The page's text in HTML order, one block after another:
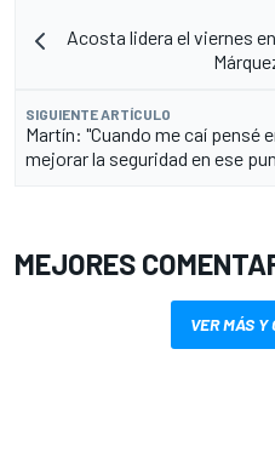
Acosta lidera el viernes
SIGUIENTE ARTÍCULO
Martín: "Cuando me caí pensé
mejorar la seguridad en ese
MEJORES
VER MÁS Y